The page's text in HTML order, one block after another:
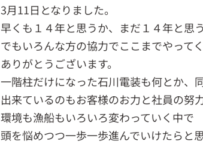
3月11日となりました。
早くも１４年と思うか、まだ１４年と思
でもいろんな方の協力でここまでやって
ありがとうございます。
一階柱だけになった石川電装も何とか、
出来ているのもお客様のお力と社員の努
環境も漁船もいろいろ変わっていく中で
頭を悩めつつ一歩一歩進んでいけたらと思